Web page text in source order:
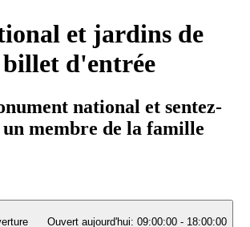
et jardins de
d'entrée
national et sentez-
un membre de la famille
Ouvert aujourd'hui: 09:00:00 - 18:00:00